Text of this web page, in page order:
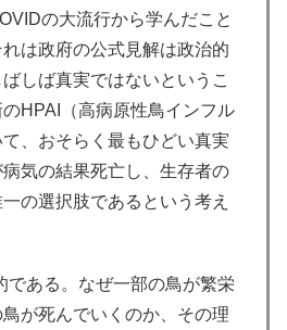
の大流行から学んだこと
は政府の公式見解は政治的
しば真実ではないというこ
HPAI（高病原性鳥インフル
、おそらく最もひどい真実
気の結果死亡し、生存者の
の選択肢であるという考え
である。なぜ一部の鳥が繁栄
が死んでいくのか、その理